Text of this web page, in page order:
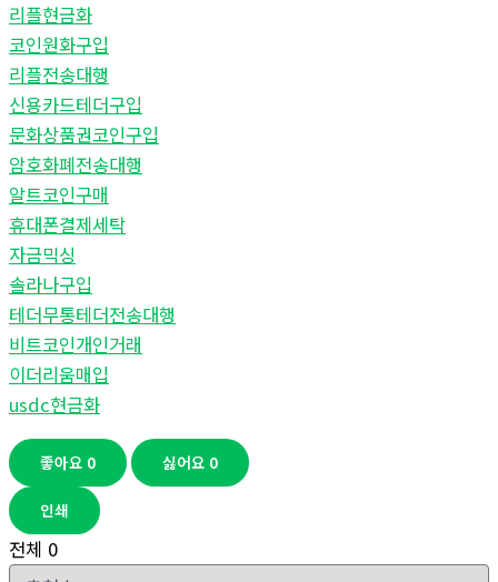
리플현금화
코인원화구입
리플전송대행
신용카드테더구입
문화상품권코인구입
암호화폐전송대행
알트코인구매
휴대폰결제세탁
자금믹싱
솔라나구입
테더무통테더전송대행
비트코인개인거래
이더리움매입
usdc현금화
좋아요 0 싫어요 0
인쇄
전체 0